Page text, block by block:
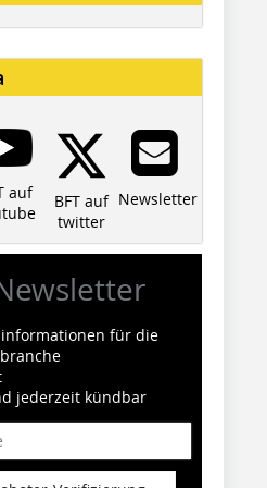
auf
BFT auf
twitter
Newsletter
für die
jederzeit kündbar